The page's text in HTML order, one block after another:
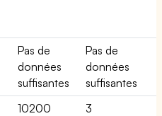
Pas de
données
suffisantes
Pas de
données
suffisantes
10200
3